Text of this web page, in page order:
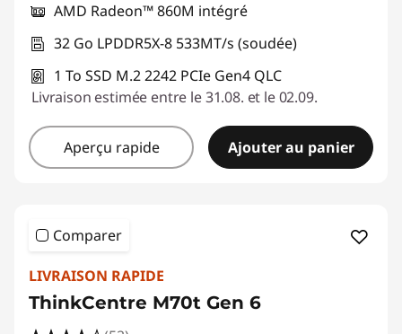
AMD Radeon™ 860M intégré
32 Go LPDDR5X-8 533MT/s (soudée)
1 To SSD M.2 2242 PCIe Gen4 QLC
Livraison estimée entre le 31.08. et le 02.09.
Aperçu rapide Ajouter au panier
Comparer
LIVRAISON RAPIDE
ThinkCentre M70t Gen 6